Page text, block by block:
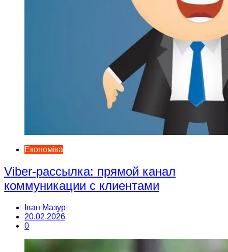
Економіка
Viber-рассылка: прямой канал
коммуникации с клиентами
Іван Мазур
20.02.2026
0